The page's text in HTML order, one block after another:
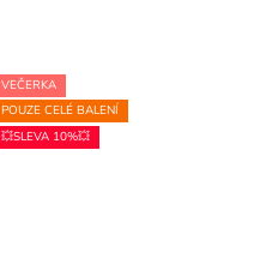
VEČERKA
POUZE CELÉ BALENÍ
💥SLEVA 10%💥